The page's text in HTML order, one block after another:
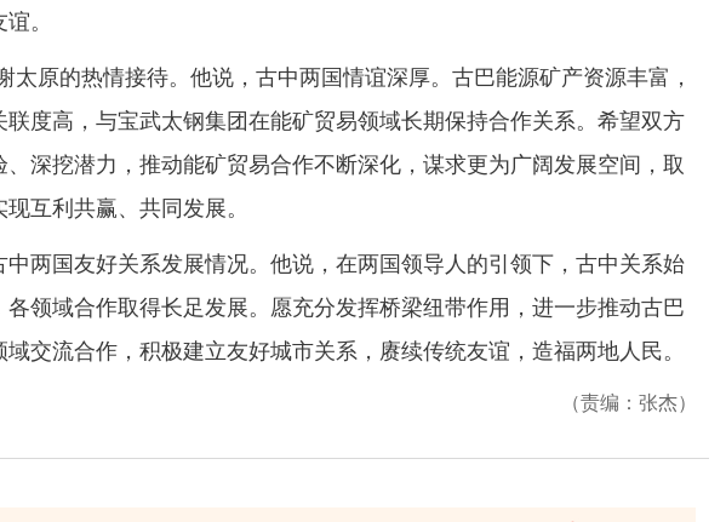
。
原的热情接待。他说，古中两国情谊深厚。古巴能源矿产资源丰富，
度高，与宝武太钢集团在能矿贸易领域长期保持合作关系。希望双方
、深挖潜力，推动能矿贸易合作不断深化，谋求更为广阔发展空间，取
互利共赢、共同发展。
国友好关系发展情况。他说，在两国领导人的引领下，古中关系始
领域合作取得长足发展。愿充分发挥桥梁纽带作用，进一步推动古巴
交流合作，积极建立友好城市关系，赓续传统友谊，造福两地人民。
（责编：张杰）